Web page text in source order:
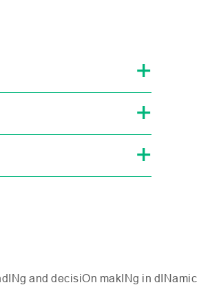
and decisiOn makINg in dINamic